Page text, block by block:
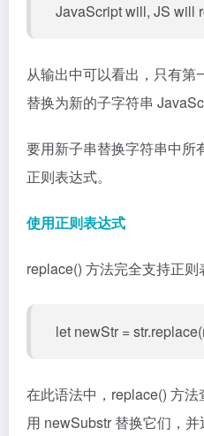
JavaScript will, JS will
从输出中可以看出，只有第
替换为新的子字符串
要用新子串替换字符串中所
正则表达式。
使用正则表达式
replace() 方法完全支持正则
let newStr =
在此语法中，replace() 方法
用 newSubstr 替换它们，